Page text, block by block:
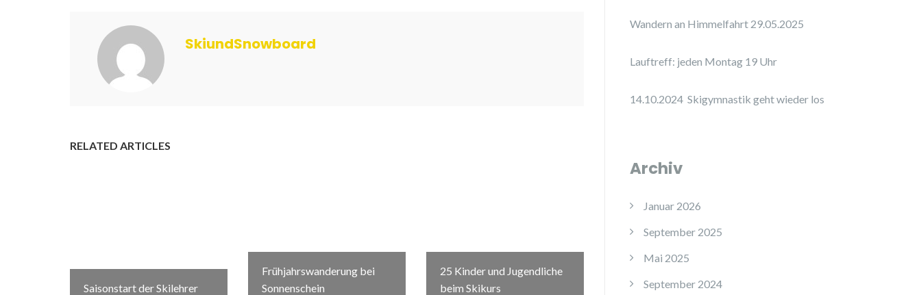
SkiundSnowboard
RELATED ARTICLES
Saisonstart der Skilehrer
Frühjahrswanderung bei
Sonnenschein
25 Kinder und Jugendliche
beim Skikurs
Wandern an Himmelfahrt 29.05.2025
Lauftreff: jeden Montag 19 Uhr
14.10.2024 Skigymnastik geht wieder los
Archiv
Januar 2026
September 2025
Mai 2025
September 2024